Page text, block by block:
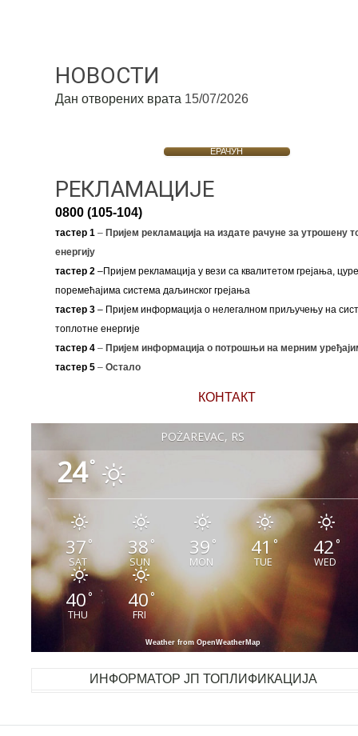
НОВОСТИ
Дан отворених врата 15/07/2026
ЕРАЧУН
РЕКЛАМАЦИЈЕ
0800 (105-104)
тастер 1–Пријем рекламација на издате рачуне за утрошену
енергију
тастер 2–Пријем рекламација у вези са квалитетом грејања,
поремећајима система даљинског грејања
тастер 3– Пријем информација о нелегалном приључењу на
топлотне енергије
тастер 4 – Пријем информација о потрошњи на мерним
тастер 5 – Остало
КОНТАКТ
POŽAREVAC, RS
24°
37°
SAT
38°
SUN
39 °
MON
41°
TUE
42°
WED
40°
THU
40°
FRI
Weather from OpenWeatherMap
ИНФОРМАТОР ЈП ТОПЛИФИКАЦИЈА